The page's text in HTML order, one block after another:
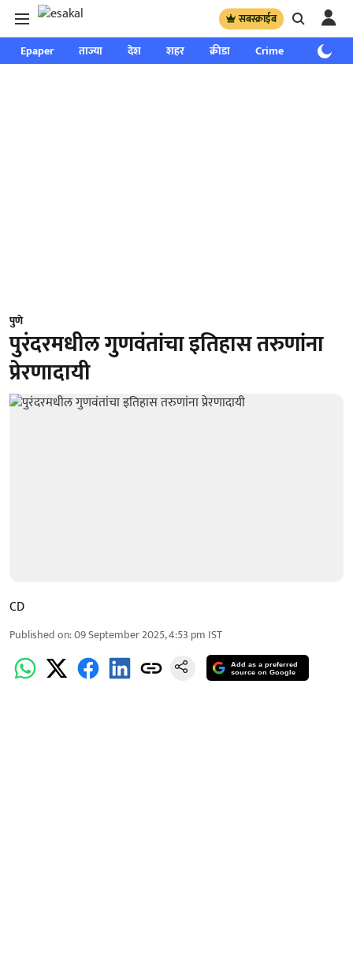
सबस्क्राईब
Epaper ताज्या देश शहर क्रीडा Crime साप्ताहिक
पुणे
पुरंदरमधील गुणवंतांचा इतिहास तरुणांना
प्रेरणादायी
CD
Published on:09 September 2025, 4:53 pm IST
Add as a preferred
source on Google